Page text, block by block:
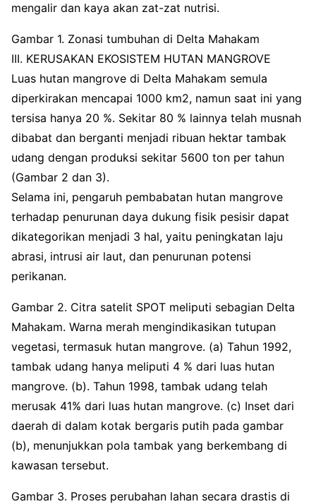
mengalir dan kaya akan zat-zat nutrisi.
Gambar 1. Zonasi tumbuhan di Delta Mahakam
III. KERUSAKAN EKOSISTEM HUTAN MANGROVE
Luas hutan mangrove di Delta Mahakam semula
diperkirakan mencapai 1000 km2, namun saat ini yang
tersisa hanya 20 %. Sekitar 80 % lainnya telah musnah
dibabat dan berganti menjadi ribuan hektar tambak
udang dengan produksi sekitar 5600 ton per tahun
(Gambar 2 dan 3).
Selama ini, pengaruh pembabatan hutan mangrove
terhadap penurunan daya dukung fisik pesisir dapat
dikategorikan menjadi 3 hal, yaitu peningkatan laju
abrasi, intrusi air laut, dan penurunan potensi
perikanan.
Gambar 2. Citra satelit SPOT meliputi sebagian Delta
Mahakam. Warna merah mengindikasikan tutupan
vegetasi, termasuk hutan mangrove. (a) Tahun 1992,
tambak udang hanya meliputi 4 % dari luas hutan
mangrove. (b). Tahun 1998, tambak udang telah
merusak 41% dari luas hutan mangrove. (c) Inset dari
daerah di dalam kotak bergaris putih pada gambar
(b), menunjukkan pola tambak yang berkembang di
kawasan tersebut.
Gambar 3. Proses perubahan lahan secara drastis di